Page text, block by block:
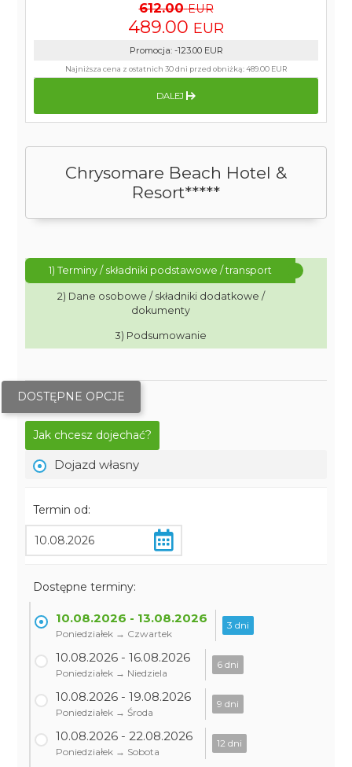
Chrysomare Beach Hotel &
Resort*****
1) Terminy / składniki podstawowe / transport
2) Dane osobowe / składniki dodatkowe /
dokumenty
3) Podsumowanie
DOSTĘPNE OPCJE
Jak chcesz dojechać?
Dojazd własny
Termin od:
Dostępne terminy:
10.08.2026 - 13.08.2026
Poniedziałek → Czwartek
3 dni
10.08.2026 - 16.08.2026
Poniedziałek → Niedziela
6 dni
10.08.2026 - 19.08.2026
Poniedziałek → Środa
9 dni
10.08.2026 - 22.08.2026
Poniedziałek → Sobota
12 dni
612.00 EUR
489.00 EUR
Promocja: -123.00 EUR
Najniższa cena z ostatnich 30 dni przed obniżką:489.00 EUR
DALEJ